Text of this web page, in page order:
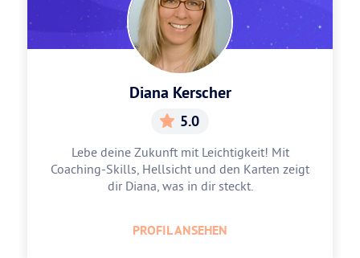
Diana Kerscher
5.0
Lebe deine Zukunft mit Leichtigkeit! Mit
Coaching-Skills, Hellsicht und den Karten zeigt
dir Diana, was in dir steckt.
PROFIL ANSEHEN